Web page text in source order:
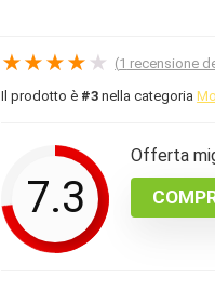
★★★★ ★ (1 recensione
Il prodotto è #3 nella categoria
7.3
Offerta